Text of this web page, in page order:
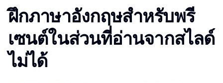
ฝึกภาษาอังกฤษสำหรับพรี
เซนต์ในส่วนที่อ่านจากสไลด์
ไม่ได้